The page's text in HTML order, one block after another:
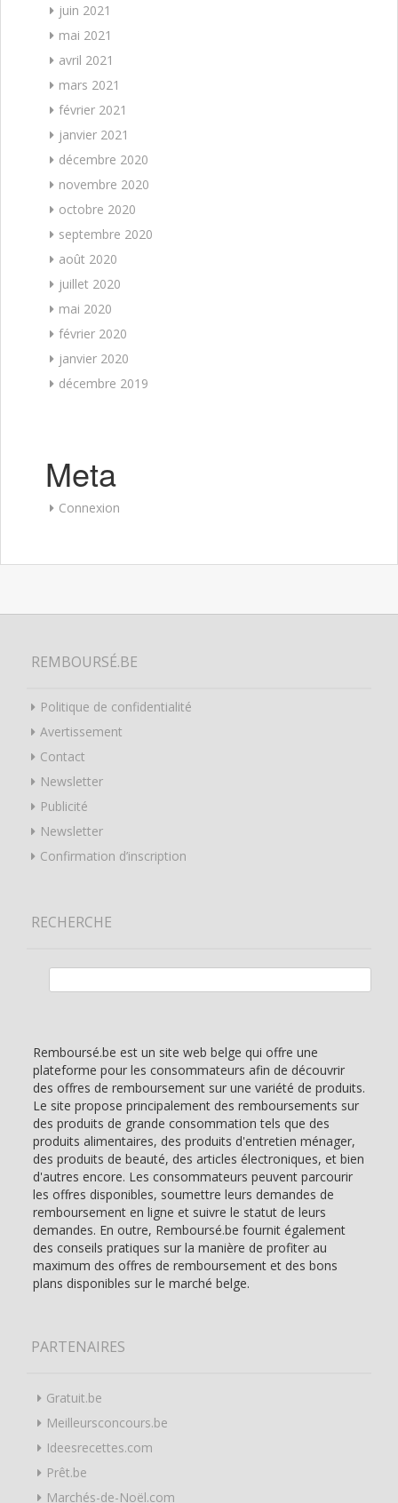
juin 2021
mai 2021
avril 2021
mars 2021
février 2021
janvier 2021
décembre 2020
novembre 2020
octobre 2020
septembre 2020
août 2020
juillet 2020
mai 2020
février 2020
janvier 2020
décembre 2019
Meta
Connexion
REMBOURSÉ.BE
Politique de confidentialité
Avertissement
Contact
Newsletter
Publicité
Newsletter
Confirmation d’inscription
RECHERCHE
Remboursé.be est un site web belge qui offre une
plateforme pour les consommateurs afin de découvrir
des offres de remboursement sur une variété de produits.
Le site propose principalement des remboursements sur
des produits de grande consommation tels que des
produits alimentaires, des produits d'entretien ménager,
des produits de beauté, des articles électroniques, et bien
d'autres encore. Les consommateurs peuvent parcourir
les offres disponibles, soumettre leurs demandes de
remboursement en ligne et suivre le statut de leurs
demandes. En outre, Remboursé.be fournit également
des conseils pratiques sur la manière de profiter au
maximum des offres de remboursement et des bons
plans disponibles sur le marché belge.
PARTENAIRES
Gratuit.be
Meilleursconcours.be
Ideesrecettes.com
Prêt.be
Marchés-de-Noël.com